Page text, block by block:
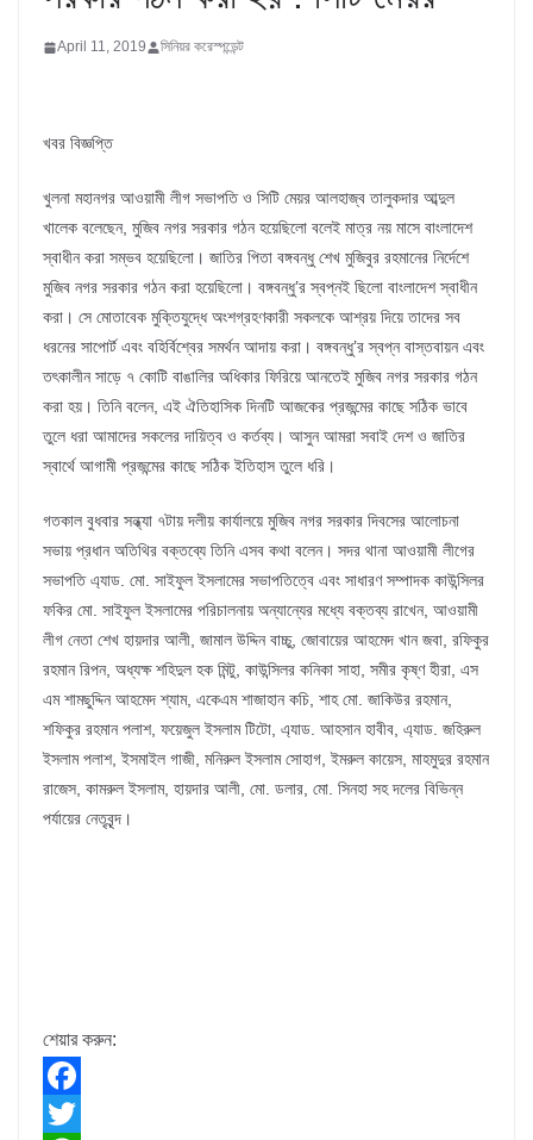
April 11, 2019 সিনিয়র করেস্পন্ডেন্ট
খবর বিজ্ঞপ্তি
খুলনা মহানগর আওয়ামী লীগ সভাপতি ও সিটি মেয়র আলহাজ্ব তালুকদার আব্দুল
খালেক বলেছেন, মুজিব নগর সরকার গঠন হয়েছিলো বলেই মাত্র নয় মাসে বাংলাদেশ
স্বাধীন করা সম্ভব হয়েছিলো। জাতির পিতা বঙ্গবন্ধু শেখ মুজিবুর রহমানের নির্দেশে
মুজিব নগর সরকার গঠন করা হয়েছিলো। বঙ্গবন্ধু’র স্বপ্নই ছিলো বাংলাদেশ স্বাধীন
করা। সে মোতাবেক মুক্তিযুদ্ধে অংশগ্রহণকারী সকলকে আশ্রয় দিয়ে তাদের সব
ধরনের সাপোর্ট এবং বহির্বিশ্বের সমর্থন আদায় করা। বঙ্গবন্ধু’র স্বপ্ন বাস্তবায়ন এবং
তৎকালীন সাড়ে ৭ কোটি বাঙালির অধিকার ফিরিয়ে আনতেই মুজিব নগর সরকার গঠন
করা হয়। তিনি বলেন, এই ঐতিহাসিক দিনটি আজকের প্রজন্মের কাছে সঠিক ভাবে
তুলে ধরা আমাদের সকলের দায়িত্ব ও কর্তব্য। আসুন আমরা সবাই দেশ ও জাতির
স্বার্থে আগামী প্রজন্মের কাছে সঠিক ইতিহাস তুলে ধরি।
গতকাল বুধবার সন্ধ্যা ৭টায় দলীয় কার্যালয়ে মুজিব নগর সরকার দিবসের আলোচনা
সভায় প্রধান অতিথির বক্তব্যে তিনি এসব কথা বলেন। সদর থানা আওয়ামী লীগের
সভাপতি এ্যাড. মো. সাইফুল ইসলামের সভাপতিত্বে এবং সাধারণ সম্পাদক কাউন্সিলর
ফকির মো. সাইফুল ইসলামের পরিচালনায় অন্যান্যের মধ্যে বক্তব্য রাখেন, আওয়ামী
লীগ নেতা শেখ হায়দার আলী, জামাল উদ্দিন বাচ্চু, জোবায়ের আহমেদ খান জবা, রফিকুর
রহমান রিপন, অধ্যক্ষ শহিদুল হক মিন্টু, কাউন্সিলর কনিকা সাহা, সমীর কৃষ্ণ হীরা, এস
এম শামছুদ্দিন আহমেদ শ্যাম, একেএম শাজাহান কচি, শাহ মো. জাকিউর রহমান,
শফিকুর রহমান পলাশ, ফয়েজুল ইসলাম টিটো, এ্যাড. আহসান হাবীব, এ্যাড. জহিরুল
ইসলাম পলাশ, ইসমাইল গাজী, মনিরুল ইসলাম সোহাগ, ইমরুল কায়েস, মাহমুদুর রহমান
রাজেস, কামরুল ইসলাম, হায়দার আলী, মো. ডলার, মো. সিনহা সহ দলের বিভিন্ন
পর্যায়ের নেতৃবৃন্দ।
শেয়ার করুন:
F